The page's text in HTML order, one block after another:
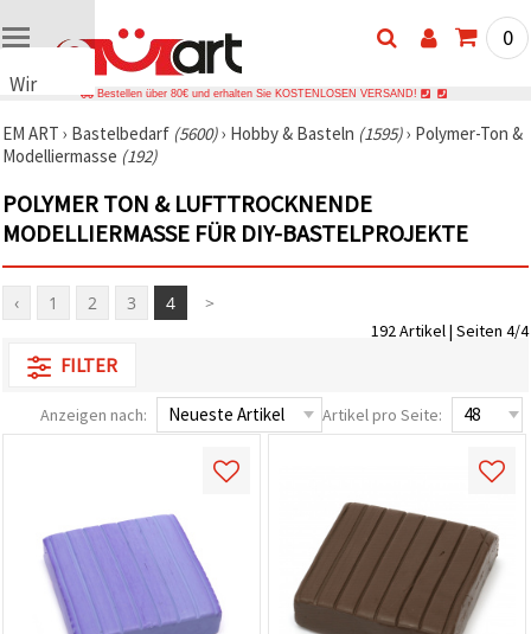
Wir
Cookies
🍪 Wir
Cookies
und
ähnliche
Technologien,
um das
ordnungsgemäße
Funktionieren
sicherzustellen,
verbessern
Datenverkehr
analysieren
relevantere
Inhalte und
0
Bestellen über 80€ und erhalten Sie KOSTENLOSEN VERSAND!
EM ART › Bastelbedarf (5600)› Hobby & Basteln (1595)› Polymer-Ton &
Modelliermasse (192)
POLYMER TON & LUFTTROCKNENDE
MODELLIERMASSE FÜR DIY-BASTELPROJEKTE
‹ 1 2 3 4 >
192 Artikel | Seiten 4/4
FILTER
Anzeigen nach: Artikel pro Seite: